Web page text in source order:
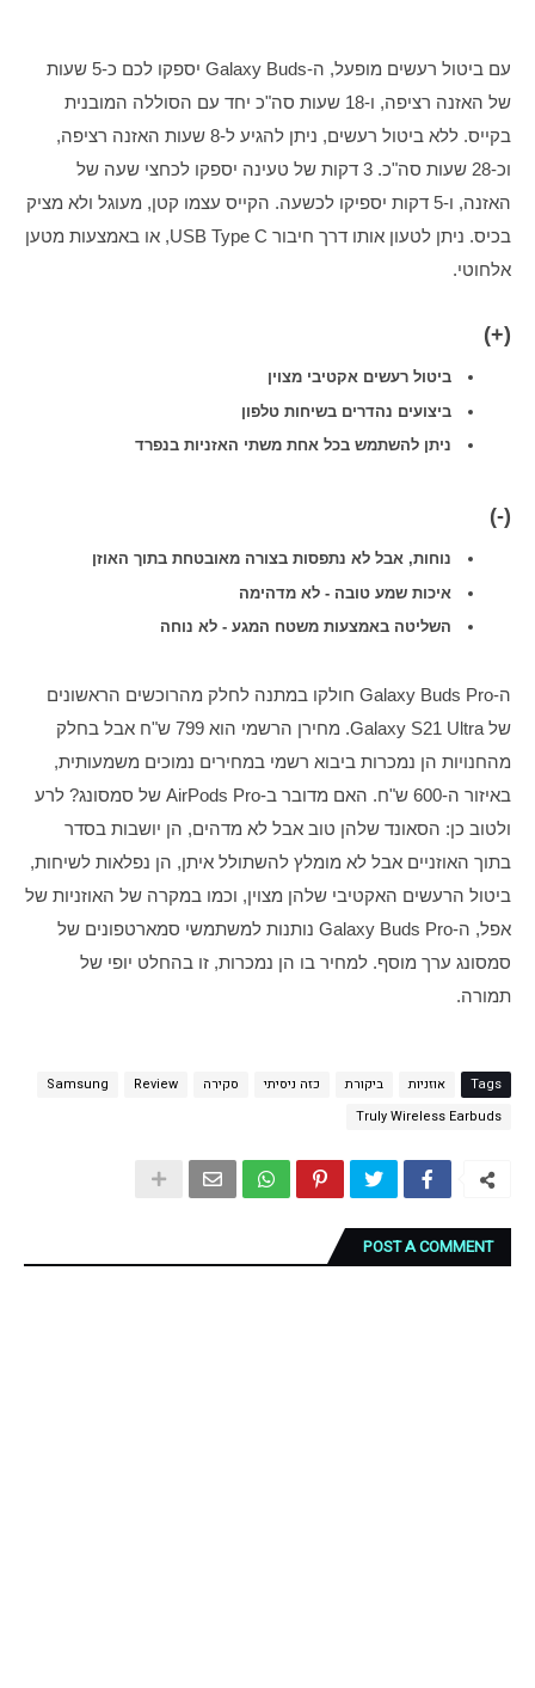
אלחוטי.
(+)
ביטול רעשים אקטיבי מצוין
ביצועים נהדרים בשיחות טלפון
ניתן להשתמש בכל אחת משתי האזניות בנפרד
(-)
נוחות, אבל לא נתפסות בצורה מאובטחת בתוך האוזן
איכות שמע טובה - לא מדהימה
השליטה באמצעות משטח המגע - לא נוחה
תמורה.
Tags אוזניות ביקורת כזה ניסיתי סקירה Review
Samsung
Truly Wireless Earbuds
POST A COMMENT